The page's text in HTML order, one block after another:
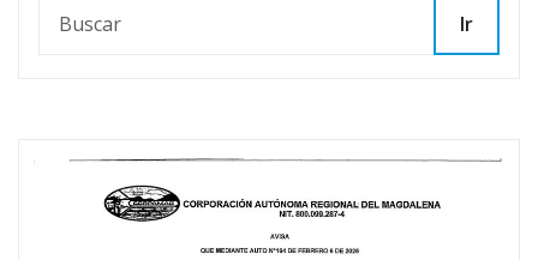
Ir